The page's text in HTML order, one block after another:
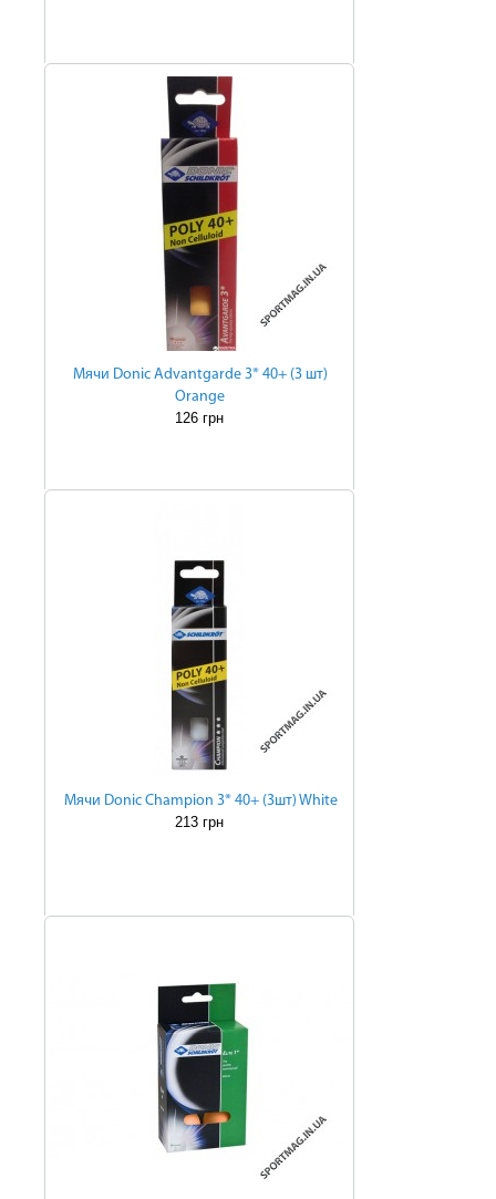
Мячи Donic Advantgarde 3* 40+ (3 шт)
Оrange
126 грн
Мячи Donic Champion 3* 40+ (3шт) White
213 грн